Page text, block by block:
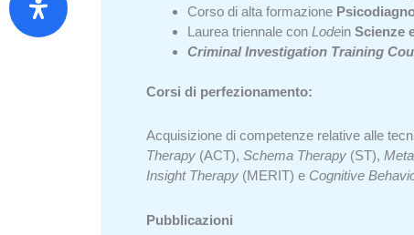
Corso di alta formazione
Laurea triennale con Lodein Scienze
Criminal Investigation Training
Corsi di perfezionamento:
Acquisizione di competenze relative alle
Therapy (ACT), Schema Therapy (ST),
Insight Therapy(MERIT) e Cognitive
Pubblicazioni